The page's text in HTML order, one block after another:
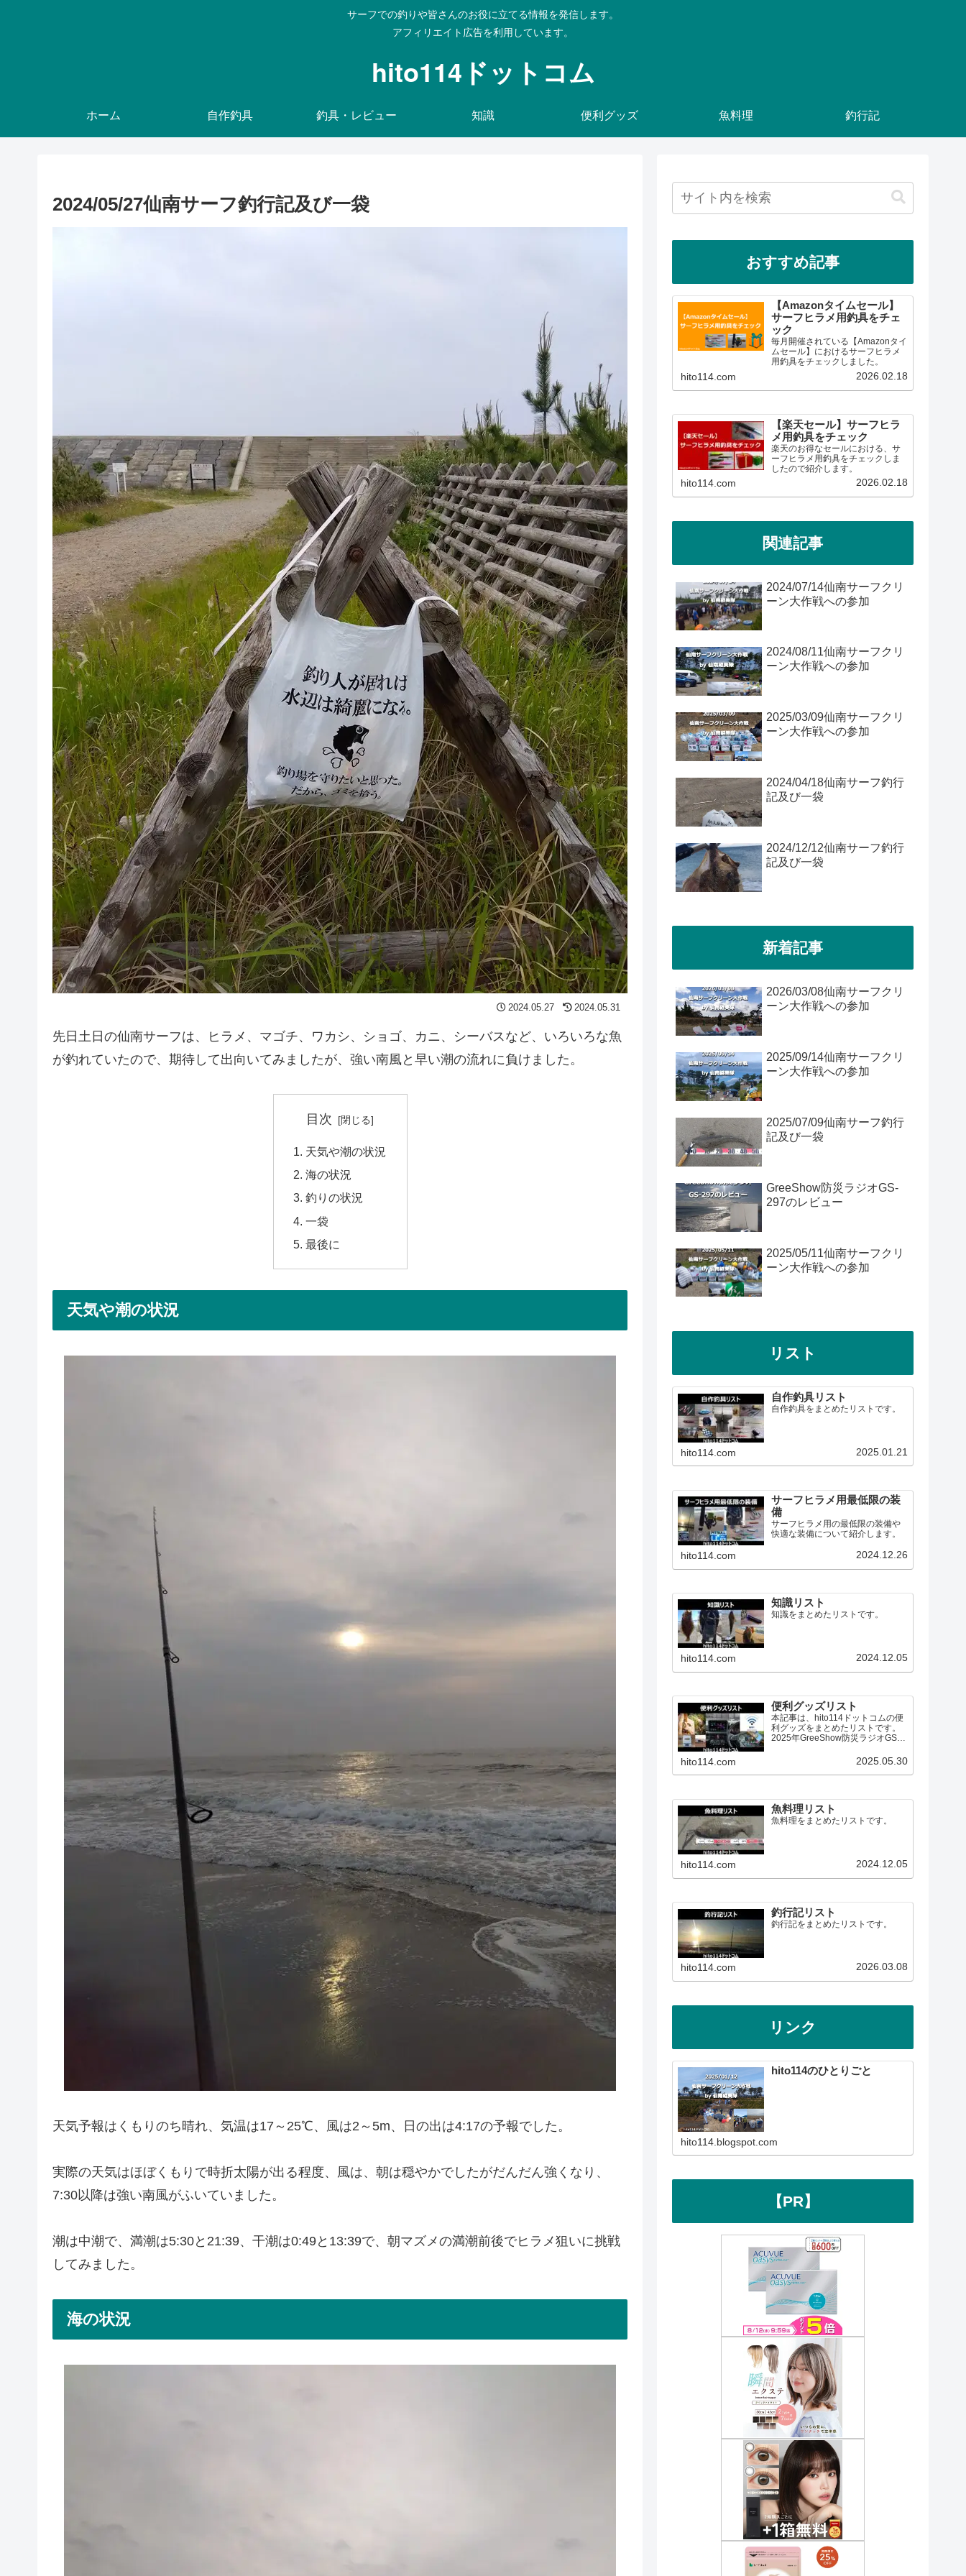
サーフでの釣りや皆さんのお役に立てる情報を発信します。
hito114ドットコム
ホーム 自作釣具 釣具・レビュー 知識 便利グッズ 魚料理 釣行記
2024/05/27仙南サーフ釣行記及び一袋
2024.05.27 2024.05.31
先日土日の仙南サーフは、ヒラメ、マゴチ、ワカシ、ショゴ、カニ、シーバスなど、いろいろな魚
が釣れていたので、期待して出向いてみましたが、強い南風と早い潮の流れに負けました。
目次
天気や潮の状況
海の状況
釣りの状況
一袋
最後に
天気や潮の状況
天気予報はくもりのち晴れ、気温は17～25℃、風は2～5m、日の出は4:17の予報でした。
実際の天気はほぼくもりで時折太陽が出る程度、風は、朝は穏やかでしたがだんだん強くなり、
7:30以降は強い南風がふいていました。
潮は中潮で、満潮は5:30と21:39、干潮は0:49と13:39で、朝マズメの満潮前後でヒラメ狙いに挑戦
してみました。
海の状況
おすすめ記事
【Amazonタイムセール】
サーフヒラメ用釣具をチェ
ック
毎月開催されている【Amazonタイ
ムセール】におけるサーフヒラメ
用釣具をチェックしました。
hito114.com 2026.02.18
【楽天セール】サーフヒラ
メ用釣具をチェック
楽天のお得なセールにおける、サ
ーフヒラメ用釣具をチェックしま
したので紹介します。
hito114.com 2026.02.18
関連記事
2024/07/14仙南サーフクリ
ーン大作戦への参加
2024/08/11仙南サーフクリ
ーン大作戦への参加
2025/03/09仙南サーフクリ
ーン大作戦への参加
2024/04/18仙南サーフ釣行
記及び一袋
2024/12/12仙南サーフ釣行
記及び一袋
新着記事
2026/03/08仙南サーフクリ
ーン大作戦への参加
2025/09/14仙南サーフクリ
ーン大作戦への参加
2025/07/09仙南サーフ釣行
記及び一袋
GreeShow防災ラジオGS-
297のレビュー
2025/05/11仙南サーフクリ
ーン大作戦への参加
リスト
自作釣具リスト
自作釣具をまとめたリストです。
hito114.com 2025.01.21
サーフヒラメ用最低限の装
備
サーフヒラメ用の最低限の装備や
快適な装備について紹介します。
hito114.com 2024.12.26
知識リスト
知識をまとめたリストです。
hito114.com 2024.12.05
便利グッズリスト
本記事は、hito114ドットコムの便
利グッズをまとめたリストです。
2025年GreeShow防災ラジオGS-
や豪雨など、予期せぬ災害が増え
ているようですが、皆さんは災害
への備えは何かしていますか？今
hito114.com 2025.05.30
魚料理リスト
魚料理をまとめたリストです。
hito114.com 2024.12.05
釣行記リスト
釣行記をまとめたリストです。
hito114.com 2026.03.08
リンク
hito114のひとりごと
hito114.blogspot.com
【PR】